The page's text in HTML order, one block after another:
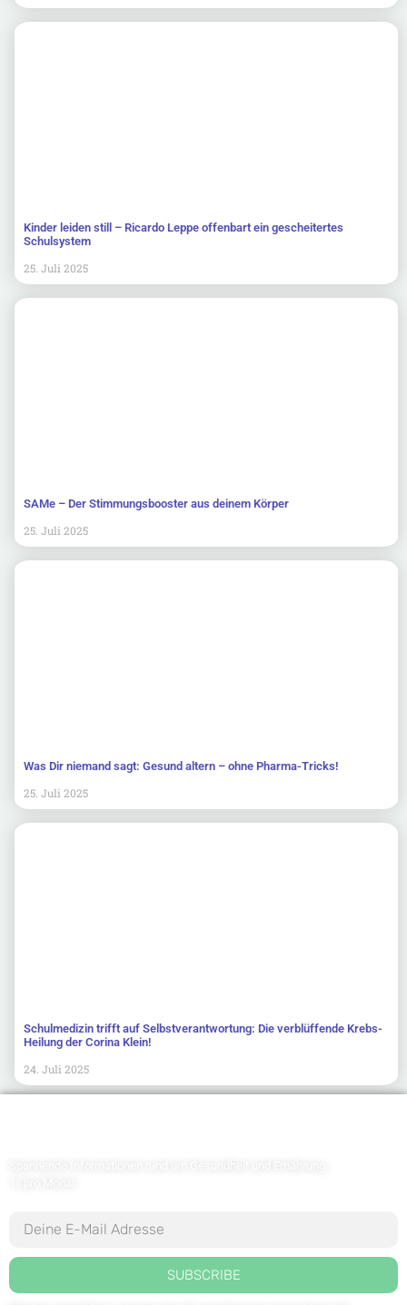
Kinder leiden still – Ricardo Leppe offenbart ein gescheitertes
Schulsystem
25. Juli 2025
SAMe – Der Stimmungsbooster aus deinem Körper
25. Juli 2025
Was Dir niemand sagt: Gesund altern – ohne Pharma-Tricks!
25. Juli 2025
Schulmedizin trifft auf Selbstverantwortung: Die verblüffende Krebs-
Heilung der Corina Klein!
24. Juli 2025
SUBSCRIBE